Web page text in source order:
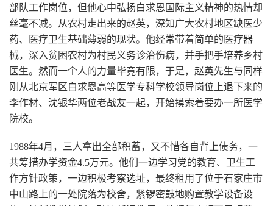
部队工作岗位，但他心中弘扬白求恩国际主义精神的热情却
丝毫不减。从农村走出来的赵英，深知广大农村地区缺医少
药、医疗卫生基础薄弱的现状。他经常带着简单的医疗器
械，深入贫困农村为村民义务诊治伤病，并手把手培养乡村
医生。然而一个人的力量毕竟有限，于是，赵英先生与同样
刚从北京军区白求恩高等医学专科学校领导岗位上退下来的
李作材、沈银华两位老战友一起，开始摸索着要办一所医学
院校。
1988年4月，三人拿出全部积蓄，又不惜各自背上债务，一
共筹措办学资金4.5万元。他们一边学习党的教育、卫生工
作方针政策，一边积极考察选址，最终租用了位于石家庄市
中山路上的一处院落为校舍，紧锣密鼓地购置教学设备设